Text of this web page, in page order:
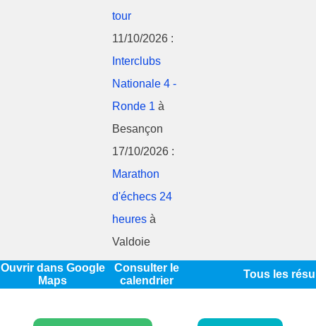
tour
11/10/2026 :
Interclubs
Nationale 4 -
Ronde 1 à
Besançon
17/10/2026 :
Marathon
d'échecs 24
heures à
Valdoie
Ouvrir dans Google
Maps
Consulter le
calendrier
Tous les